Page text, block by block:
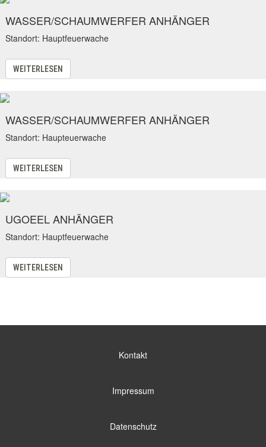
WASSER/SCHAUMWERFER ANHÄNGER
Standort: Hauptfeuerwache
WEITERLESEN
WASSER/SCHAUMWERFER ANHÄNGER
Standort: Haupteuerwache
WEITERLESEN
UGOEEL ANHÄNGER
Standort: Hauptfeuerwache
WEITERLESEN
Kontakt
Impressum
Datenschutz